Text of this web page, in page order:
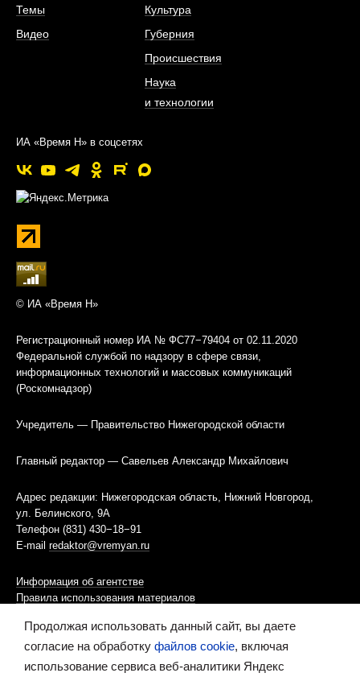
Темы
Видео
Культура
Губерния
Происшествия
Наука
и технологии
ИА «Время Н» в соцсетях
© ИА «Время Н»
Регистрационный номер ИА № ФС77−79404 от 02.11.2020
Федеральной службой по надзору в сфере связи,
информационных технологий и массовых коммуникаций
(Роскомнадзор)
Учредитель — Правительство Нижегородской области
Главный редактор — Савельев Александр Михайлович
Адрес редакции: Нижегородская область, Нижний Новгород,
ул. Белинского, 9А
Телефон (831) 430−18−91
E-mail redaktor@vremyan.ru
Информация об агентстве
Правила использования материалов
Информационная политика использования «cookies»-файлов
Ресурс содержит материалы 16+
Продолжая использовать данный сайт, вы даете
согласие на обработку файлов cookie, включая
использование сервиса веб-аналитики Яндекс